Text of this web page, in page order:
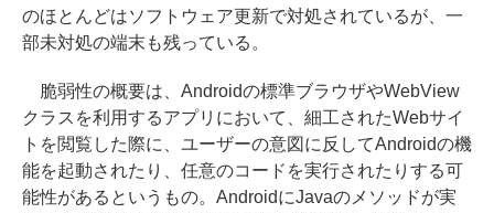
のほとんどはソフトウェア更新で対処されているが、一
部未対処の端末も残っている。
脆弱性の概要は、Androidの標準ブラウザやWebView
クラスを利用するアプリにおいて、細工されたWebサイ
トを閲覧した際に、ユーザーの意図に反してAndroidの機
能を起動されたり、任意のコードを実行されたりする可
能性があるというもの。AndroidにJavaのメソッドが実